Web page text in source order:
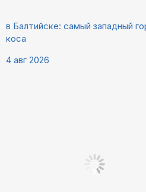
в Балтийске: самый западный
коса
4 авг 2026